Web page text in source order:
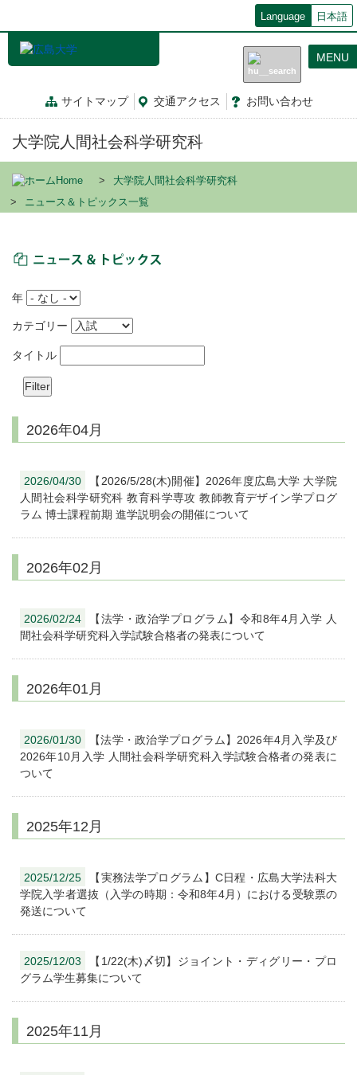
Language 日本語
サイトマップ 交通アクセス お問い合わせ
MENU
大学院人間社会科学研究科
Home
大学院人間社会科学研究科
ニュース＆トピックス一覧
年
カテゴリー
タイトル
2026年04月
2026/04/30
【2026/5/28(木)開催】2026年度広島大学 大学院
人間社会科学研究科 教育科学専攻 教師教育デザイン学プログ
ラム 博士課程前期 進学説明会の開催について
2026年02月
2026/02/24
【法学・政治学プログラム】令和8年4月入学 人
間社会科学研究科入学試験合格者の発表について
2026年01月
2026/01/30
【法学・政治学プログラム】2026年4月入学及び
2026年10月入学 人間社会科学研究科入学試験合格者の発表に
ついて
2025年12月
2025/12/25
【実務法学プログラム】C日程・広島大学法科大
学院入学者選抜（入学の時期：令和8年4月）における受験票の
発送について
2025/12/03
【1/22(木)〆切】ジョイント・ディグリー・プロ
グラム学生募集について
2025年11月